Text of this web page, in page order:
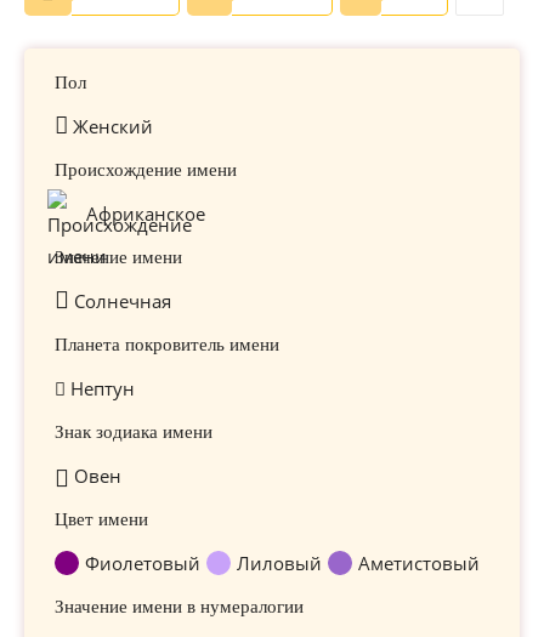
Пол
Женский
Происхождение имени
Африканское
Значение имени
Солнечная
Планета покровитель имени
Нептун
Знак зодиака имени
Овен
Цвет имени
Фиолетовый Лиловый Аметистовый
Значение имени в нумералогии